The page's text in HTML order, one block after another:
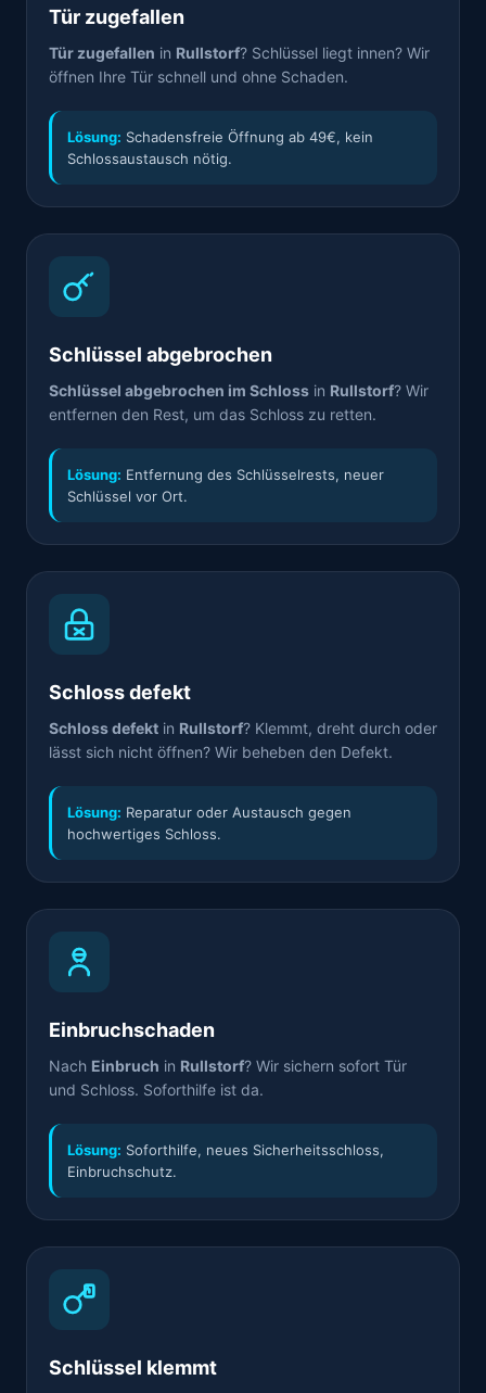
Tür zugefallen
Tür zugefallen in Rullstorf? Schlüssel liegt innen? Wir
öffnen Ihre Tür schnell und ohne Schaden.
Lösung: Schadensfreie Öffnung ab 49€, kein
Schlossaustausch nötig.
Schlüssel abgebrochen
Schlüssel abgebrochen im Schloss in Rullstorf? Wir
entfernen den Rest, um das Schloss zu retten.
Lösung: Entfernung des Schlüsselrests, neuer
Schlüssel vor Ort.
Schloss defekt
Schloss defekt in Rullstorf? Klemmt, dreht durch oder
lässt sich nicht öffnen? Wir beheben den Defekt.
Lösung: Reparatur oder Austausch gegen
hochwertiges Schloss.
Einbruchschaden
Nach Einbruch in Rullstorf? Wir sichern sofort Tür
und Schloss. Soforthilfe ist da.
Lösung: Soforthilfe, neues Sicherheitsschloss,
Einbruchschutz.
Schlüssel klemmt